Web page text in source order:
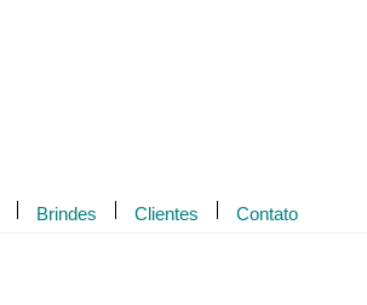
Brindes Clientes Contato